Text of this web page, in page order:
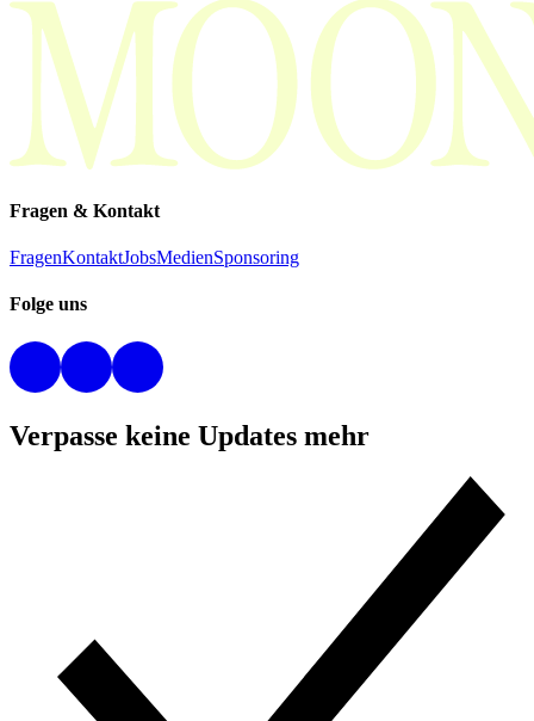
Fragen & Kontakt
FragenKontaktJobsMedienSponsoring
Folge uns
Verpasse keine Updates mehr